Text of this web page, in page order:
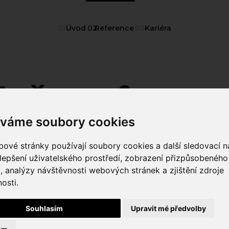
soubory cookies
stránky používají soubory cookies a další sledovací
uživatelského prostředí, zobrazení
analýzy návštěvnosti webových stránek a zjištění zdroje
Souhlasím Upravit mé předvolby
Úvod Reference Kariéra
– od cestovního ruchu a advokacie až po
chytré aplikace i grafiku, která podtrhne identitu
z jednotlivých projektů vznikají dlouhodobá